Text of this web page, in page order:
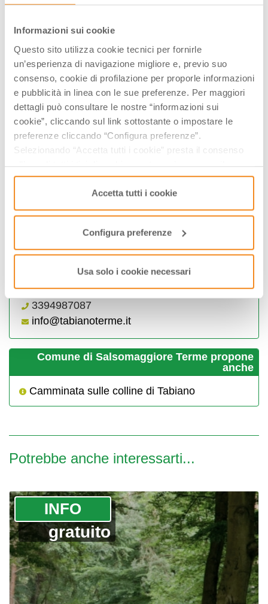
Informazioni sui cookie
Questo sito utilizza cookie tecnici per fornirle
un’esperienza di navigazione migliore e, previo suo
consenso, cookie di profilazione per proporle informazioni
e pubblicità in linea con le sue preferenze. Per maggiori
dettagli può consultare le nostre “informazioni sui
cookie”, cliccando sul link sottostante o impostare le
preferenze cliccando “Configura preferenze”.
Selezionando “Accetta tutti i cookie” presta il consenso
consenso cliccando su “Usa solo i cookie necessari” e
saranno attivati i soli cookie tecnici necessari al corretto
funzionamento del sito.
Accetta tutti i cookie
Configura preferenze
Usa solo i cookie necessari
Salsomaggiore Terme, (PR)
GIORNI & ORARI
Giugno-2026
Lun
Mar Mer Gio Ven Sab
01
02 03 04 05 06
07
08
12
22
23 24 25 26 27
28
01 02 03
06
07 08 09 10 11 12
Visualizza gli orari nei giorni evidenziati cliccandovi sopra
­INFO & BIGLIETTI
Consorzio ABI Tabiano
3394987087
info@tabianoterme.it
Comune di Salsomaggiore Terme propone
anche
Camminata sulle colline di Tabiano
Potrebbe anche interessarti...
­INFO
gratuito